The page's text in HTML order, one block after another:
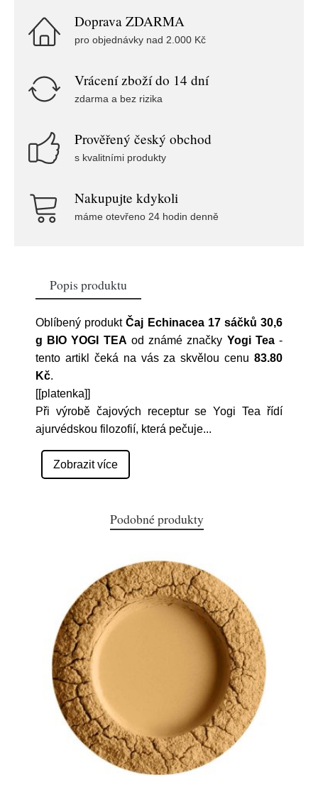
Doprava ZDARMA
pro objednávky nad 2.000 Kč
Vrácení zboží do 14 dní
zdarma a bez rizika
Prověřený český obchod
s kvalitními produkty
Nakupujte kdykoli
máme otevřeno 24 hodin denně
Popis produktu
Oblíbený produktČaj Echinacea 17 sáčků 30,6
g BIO YOGI TEA od známé značky Yogi Tea-
tento artikl čeká na vás za skvělou cenu 83.80
Kč.
[[platenka]]
Při výrobě čajových receptur se Yogi Tea řídí
ajurvédskou filozofií, která pečuje...
Zobrazit více
Podobné produkty